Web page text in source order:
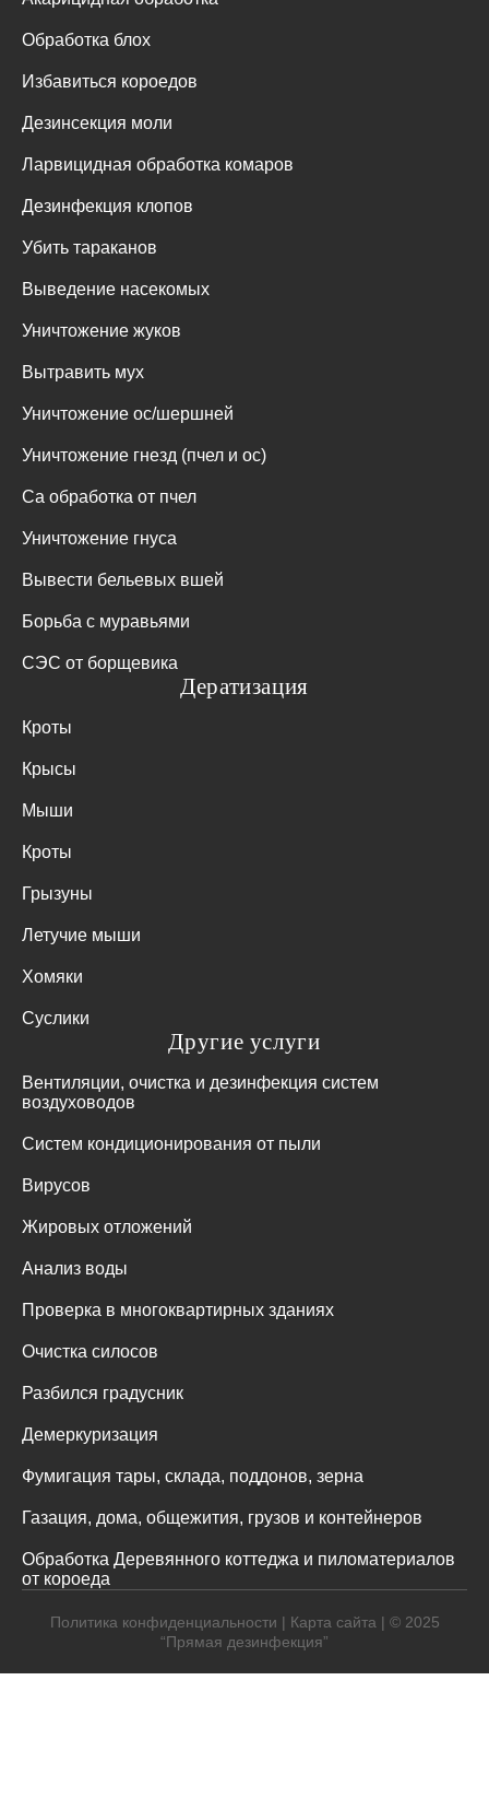
Обработка блох
Избавиться короедов
Дезинсекция моли
Ларвицидная обработка комаров
Дезинфекция клопов
Убить тараканов
Выведение насекомых
Уничтожение жуков
Вытравить мух
Уничтожение ос/шершней
Уничтожение гнезд (пчел и ос)
Са обработка от пчел
Уничтожение гнуса
Вывести бельевых вшей
Борьба с муравьями
СЭС от борщевика
Дератизация
Кроты
Крысы
Мыши
Кроты
Грызуны
Летучие мыши
Хомяки
Суслики
Другие услуги
Вентиляции, очистка и дезинфекция систем
воздуховодов
Систем кондиционирования от пыли
Вирусов
Жировых отложений
Анализ воды
Проверка в многоквартирных зданиях
Очистка силосов
Разбился градусник
Демеркуризация
Фумигация тары, склада, поддонов, зерна
Газация, дома, общежития, грузов и контейнеров
Обработка Деревянного коттеджа и пиломатериалов
от короеда
Политика конфиденциальности | Карта сайта | © 2025
“Прямая дезинфекция”